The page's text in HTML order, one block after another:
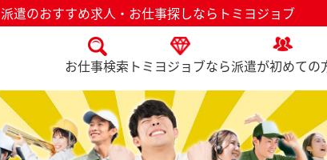
派遣のおすすめ求人・お仕事探しならトミヨジョブ
お仕事検索 トミヨジョブなら派遣が初めての